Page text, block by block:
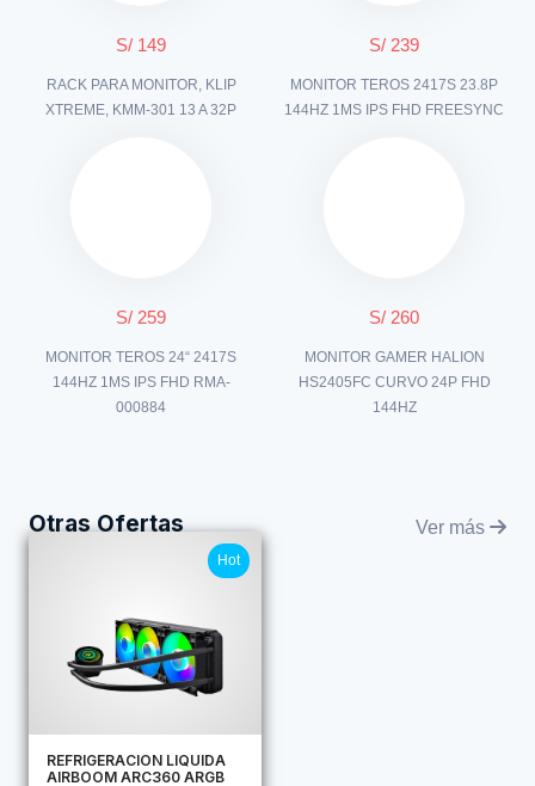
S/ 149
RACK PARA MONITOR, KLIP
XTREME, KMM-301 13 A 32P
S/ 239
MONITOR TEROS 2417S 23.8P
144HZ 1MS IPS FHD FREESYNC
S/ 259
MONITOR TEROS 24“ 2417S
144HZ 1MS IPS FHD RMA-
000884
S/ 260
MONITOR GAMER HALION
HS2405FC CURVO 24P FHD
144HZ
Otras Ofertas Ver más
Hot
REFRIGERACION LIQUIDA
AIRBOOM ARC360 ARGB